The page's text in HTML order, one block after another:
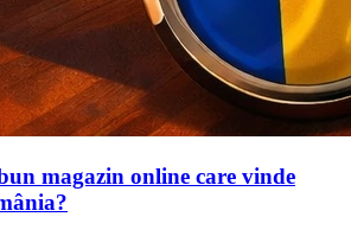
magazin online care vinde